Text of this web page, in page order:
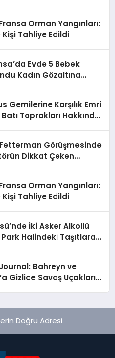
Orman Yangınları:
Kişi Tahliye Edildi
Evde 5 Bebek
Kadın Gözaltına
Gemilerine Karşılık Emri
Batı Toprakları Hakkında
Görüşmesinde
Dikkat Çeken
Orman Yangınları:
Kişi Tahliye Edildi
İki Asker Alkollü
Park Halindeki Taşıtlara
Bahreyn ve
Gizlice Savaş Uçakları
Doğru Adresi